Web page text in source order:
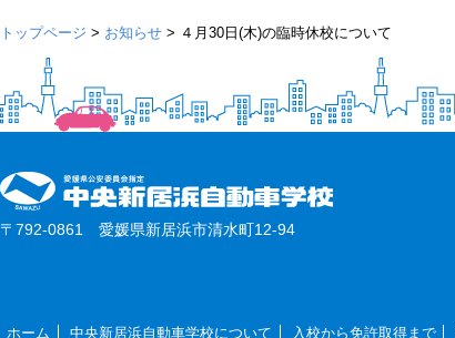
トップページ > お知らせ > ４月30日(木)の臨時休校について
〒792-0861 愛媛県新居浜市清水町12-94
ホーム 中央新居浜自動車学校について 入校から免許取得まで